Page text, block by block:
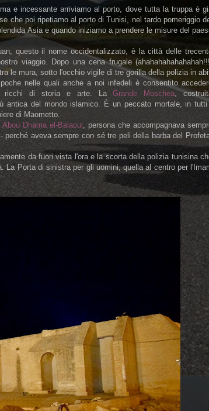
e incessante arriviamo al porto, dove tutta la truppa è
che poi ripetiamo al porto di Tunisi, nel tardo pomeriggio
Asia e quando iniziamo a prendere le misure del
questo il nome occidentalizzato, è la città delle
viaggio. Dopo una cena frugale
le mura, sotto l'occhio vigile di tre gorilla della polizia in
nelle quali anche a noi infedeli è consentito
ricchi di storia e arte. LaGrande Moschea,
antica del mondo islamico. È un peccato mortale, in
di Maometto.
Abou Dhama el-Balaoui, persona che accompagnava
aveva sempre con sé tre peli della barba del
da fuori vista l'ora e la scorta della polizia tunisina
Porta di sinistra per gli uomini, quella al centro per